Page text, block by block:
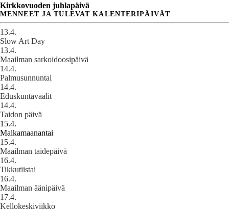
Kirkkovuoden juhlapäivä
MENNEET JA TULEVAT KALENTERIPÄIVÄT
13.4.
Slow Art Day
13.4.
Maailman sarkoidoosipäivä
14.4.
Palmusunnuntai
14.4.
Eduskuntavaalit
14.4.
Taidon päivä
15.4.
Malkamaanantai
15.4.
Maailman taidepäivä
16.4.
Tikkutiistai
16.4.
Maailman äänipäivä
17.4.
Kellokeskiviikko